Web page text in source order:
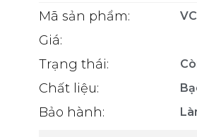
Mã sản phẩm:
Giá:
Trạng thái:
Chất liệu:
Bảo hành: